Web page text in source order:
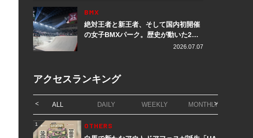
BMX
絶対王者と新王者、そして国内初開催
の女子BMXパーク。歴史が動いた2日
2026.07.07
アクセスランキング
ALL DAILY WEEKLY MONTHLY
1 OTHERS